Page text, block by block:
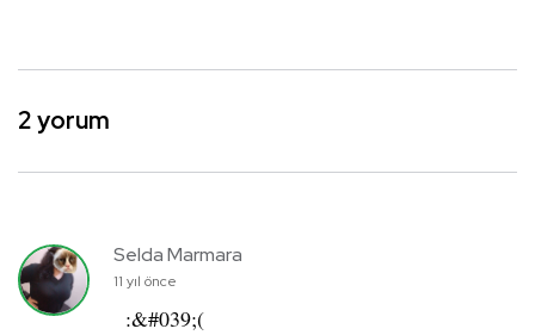
2 yorum
Selda Marmara
11 yıl önce
:&#039;(